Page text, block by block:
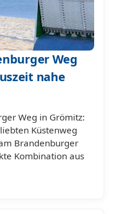
Weg
nahe
Weg in Grömitz:
Küstenweg
Brandenburger
Kombination aus